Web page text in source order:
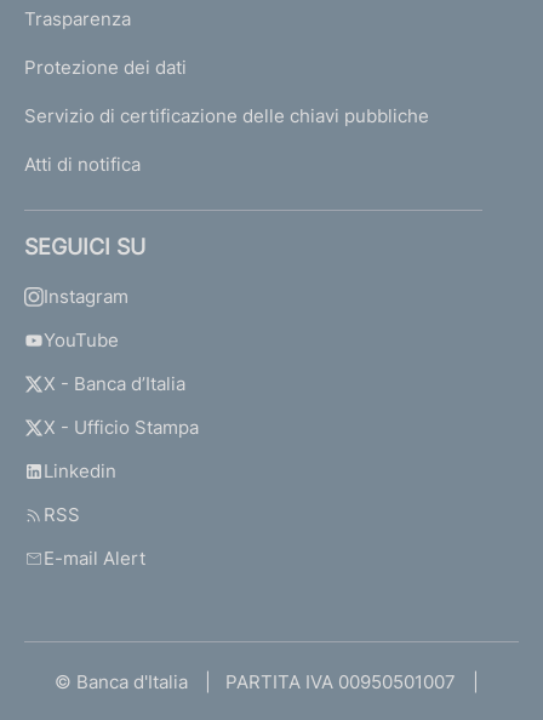
Trasparenza
Protezione dei dati
Servizio di certificazione delle chiavi pubbliche
Atti di notifica
SEGUICI SU
Instagram
YouTube
X - Banca d’Italia
X - Ufficio Stampa
Linkedin
RSS
E-mail Alert
© Banca d'Italia PARTITA IVA 00950501007